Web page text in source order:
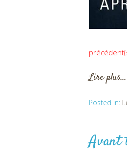
Lire plus…
Posted in:
Avant